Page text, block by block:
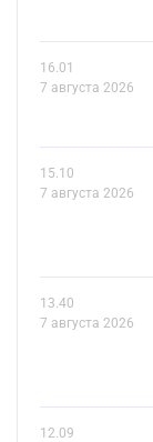
16.01
7 августа 2026
15.10
7 августа 2026
13.40
7 августа 2026
12.09